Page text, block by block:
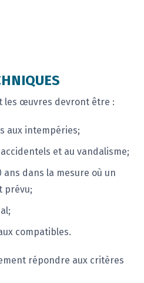
les œuvres devront être :
aux intempéries;
et au vandalisme;
ans dans la mesure où un
prévu;
compatibles.
répondre aux critères